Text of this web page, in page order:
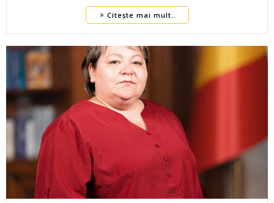
Citește mai mult..